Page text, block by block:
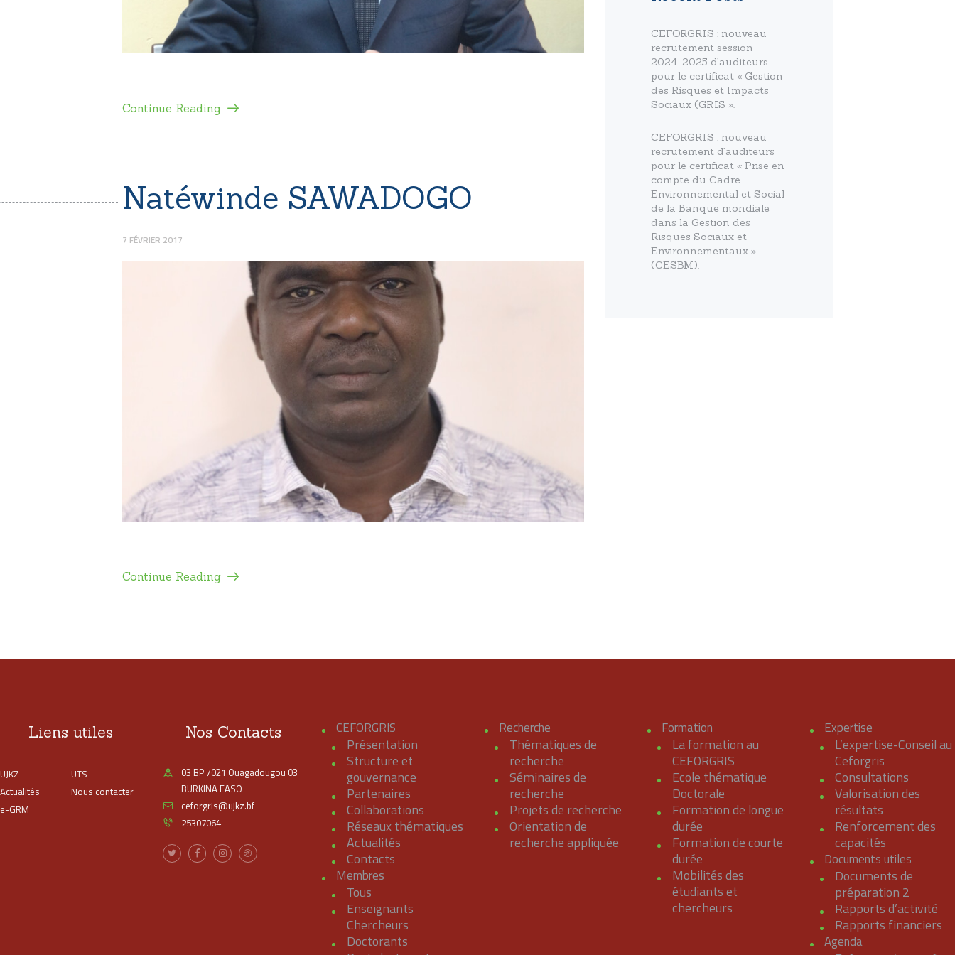
Continue Reading
Natéwinde SAWADOGO
7 FÉVRIER 2017
Continue Reading
CEFORGRIS : nouveau
recrutement session
2024-2025 d’auditeurs
pour le certificat « Gestion
des Risques et Impacts
Sociaux (GRIS ».
CEFORGRIS : nouveau
recrutement d’auditeurs
pour le certificat « Prise en
compte du Cadre
Environnemental et Social
de la Banque mondiale
dans la Gestion des
Risques Sociaux et
Environnementaux »
(CESBM).
Liens utiles
UJKZ
UTS
Actualités
Nous contacter
e-GRM
Nos Contacts
03 BP 7021 Ouagadougou 03
BURKINA FASO
ceforgris@ujkz.bf
25307064
CEFORGRIS
Présentation
Structure et
gouvernance
Partenaires
Collaborations
Réseaux thématiques
Actualités
Contacts
Membres
Tous
Enseignants
Chercheurs
Doctorants
Recherche
Thématiques de
recherche
Séminaires de
recherche
Projets de recherche
Orientation de
recherche appliquée
Formation
La formation au
CEFORGRIS
Ecole thématique
Doctorale
Formation de longue
durée
Formation de courte
durée
Mobilités des
étudiants et
chercheurs
Expertise
L’expertise-Conseil au
Ceforgris
Consultations
Valorisation des
résultats
Renforcement des
capacités
Documents utiles
Documents de
préparation 2
Rapports d’activité
Rapports financiers
Agenda